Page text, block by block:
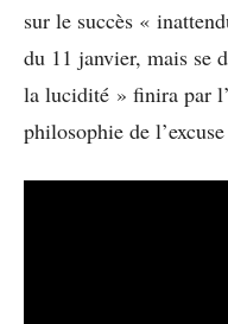
sur le succès «
du 11 janvier, mais se
la lucidité » finira par
philosophie de